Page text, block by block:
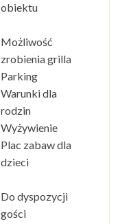
obiektu
Możliwość
zrobienia grilla
Parking
Warunki dla
rodzin
Wyżywienie
Plac zabaw dla
dzieci
Do dyspozycji
gości